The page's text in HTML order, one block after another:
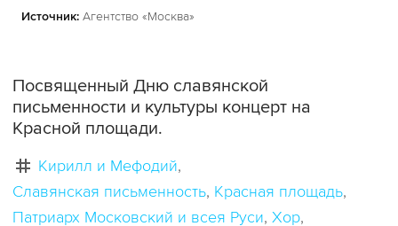
Источник: Агентство «Москва»
Посвященный Дню славянской
письменности и культуры концерт на
Красной площади.
Кирилл и Мефодий
Славянская письменность Красная площадь
Патриарх Московский и всея Руси Хор